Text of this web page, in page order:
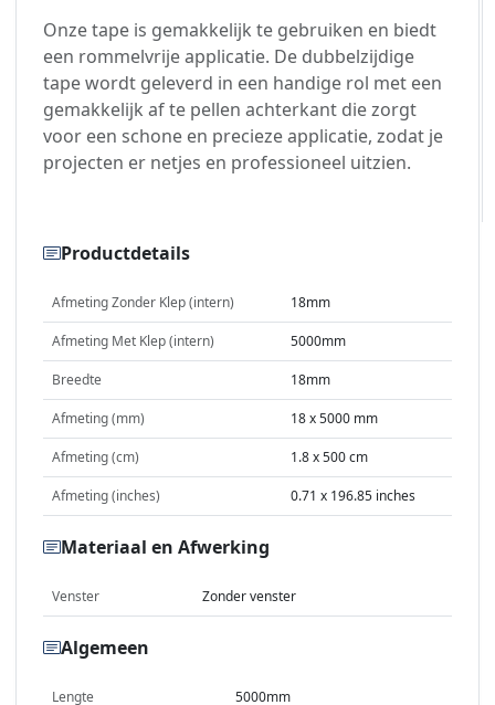
Onze tape is gemakkelijk te gebruiken en biedt
een rommelvrije applicatie. De dubbelzijdige
tape wordt geleverd in een handige rol met een
gemakkelijk af te pellen achterkant die zorgt
voor een schone en precieze applicatie, zodat je
projecten er netjes en professioneel uitzien.
Productdetails
Afmeting Zonder Klep (intern) 18mm
Afmeting Met Klep (intern) 5000mm
Breedte 18mm
Afmeting (mm) 18 x 5000 mm
Afmeting (cm) 1.8 x 500 cm
Afmeting (inches) 0.71 x 196.85 inches
Materiaal en Afwerking
Venster Zonder venster
Algemeen
Lengte 5000mm